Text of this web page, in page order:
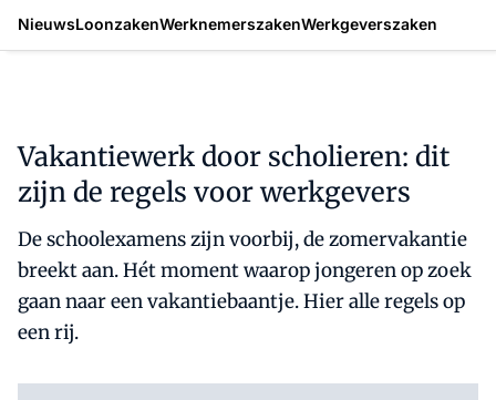
NieuwsLoonzakenWerknemerszakenWerkgeverszaken
Vakantiewerk door scholieren: dit
zijn de regels voor werkgevers
De schoolexamens zijn voorbij, de zomervakantie
breekt aan. Hét moment waarop jongeren op zoek
gaan naar een vakantiebaantje. Hier alle regels op
een rij.